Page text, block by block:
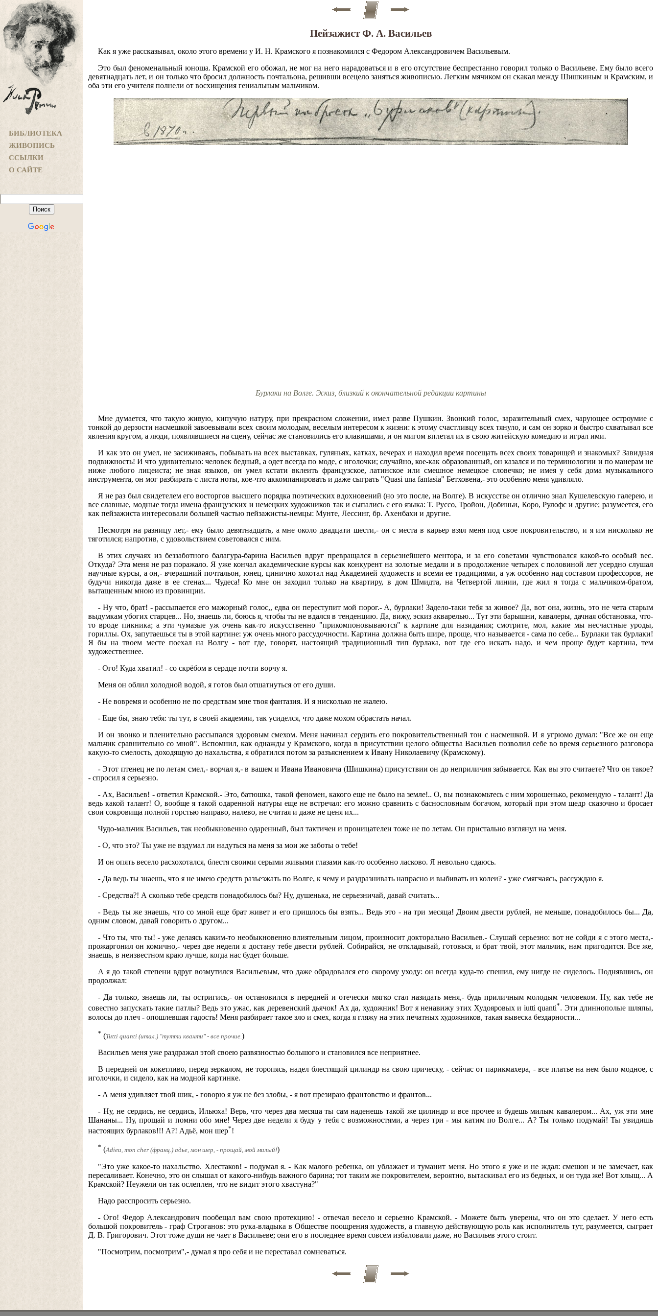
БИБЛИОТЕКА
ЖИВОПИСЬ
ССЫЛКИ
О САЙТЕ
Пейзажист Ф. А. Васильев
Как я уже рассказывал, около этого времени у И. Н. Крамского я познакомился с Федором Александровичем Васильевым.
Это был феноменальный юноша. Крамской его обожал, не мог на него нарадоваться и в его отсутствие беспрестанно говорил только о Васильеве. Ему было всего
девятнадцать лет, и он только что бросил должность почтальона, решивши всецело заняться живописью. Легким мячиком он скакал между Шишкиным и Крамским, и
оба эти его учителя полнели от восхищения гениальным мальчиком.
Бурлаки на Волге. Эскиз, близкий к окончательной редакции картины
Мне думается, что такую живую, кипучую натуру, при прекрасном сложении, имел разве Пушкин. Звонкий голос, заразительный смех, чарующее остроумие с
тонкой до дерзости насмешкой завоевывали всех своим молодым, веселым интересом к жизни: к этому счастливцу всех тянуло, и сам он зорко и быстро схватывал все
явления кругом, а люди, появлявшиеся на сцену, сейчас же становились его клавишами, и он мигом вплетал их в свою житейскую комедию и играл ими.
И как это он умел, не засиживаясь, побывать на всех выставках, гуляньях, катках, вечерах и находил время посещать всех своих товарищей и знакомых? Завидная
подвижность! И что удивительно: человек бедный, а одет всегда по моде, с иголочки; случайно, кое-как образованный, он казался и по терминологии и по манерам не
ниже любого лицеиста; не зная языков, он умел кстати вклеить французское, латинское или смешное немецкое словечко; не имея у себя дома музыкального
инструмента, он мог разбирать с листа ноты, кое-что аккомпанировать и даже сыграть "Quasi una fantasia" Бетховена,- это особенно меня удивляло.
Я не раз был свидетелем его восторгов высшего порядка поэтических вдохновений (но это после, на Волге). В искусстве он отлично знал Кушелевскую галерею, и
все славные, модные тогда имена французских и немецких художников так и сыпались с его языка: Т. Руссо, Тройон, Добиньи, Коро, Рулофс и другие; разумеется, его
как пейзажиста интересовали большей частью пейзажисты-немцы: Мунте, Лессинг, бр. Ахенбахи и другие.
Несмотря на разницу лет,- ему было девятнадцать, а мне около двадцати шести,- он с места в карьер взял меня под свое покровительство, и я им нисколько не
тяготился; напротив, с удовольствием советовался с ним.
В этих случаях из беззаботного балагура-барина Васильев вдруг превращался в серьезнейшего ментора, и за его советами чувствовался какой-то особый вес.
Откуда? Эта меня не раз поражало. Я уже кончал академические курсы как конкурент на золотые медали и в продолжение четырех с половиной лет усердно слушал
научные курсы, а он,- вчерашний почтальон, юнец, цинично хохотал над Академией художеств и всеми ее традициями, а уж особенно над составом профессоров, не
будучи никогда даже в ее стенах... Чудеса! Ко мне он заходил только на квартиру, в дом Шмидта, на Четвертой линии, где жил я тогда с мальчиком-братом,
вытащенным мною из провинции.
- Ну что, брат! - рассыпается его мажорный голос,, едва он переступит мой порог.- А, бурлаки! Задело-таки тебя за живое? Да, вот она, жизнь, это не чета старым
выдумкам убогих старцев... Но, знаешь ли, боюсь я, чтобы ты не вдался в тенденцию. Да, вижу, эскиз акварелью... Тут эти барышни, кавалеры, дачная обстановка, что-
то вроде пикника; а эти чумазые уж очень как-то искусственно "прикомпоновываются" к картине для назидания; смотрите, мол, какие мы несчастные уроды,
гориллы. Ох, запутаешься ты в этой картине: уж очень много рассудочности. Картина должна быть шире, проще, что называется - сама по себе... Бурлаки так бурлаки!
Я бы на твоем месте поехал на Волгу - вот где, говорят, настоящий традиционный тип бурлака, вот где его искать надо, и чем проще будет картина, тем
художественнее.
- Ого! Куда хватил! - со скрёбом в сердце почти ворчу я.
Меня он облил холодной водой, я готов был отшатнуться от его души.
- Не вовремя и особенно не по средствам мне твоя фантазия. И я нисколько не жалею.
- Еще бы, знаю тебя: ты тут, в своей академии, так усиделся, что даже мохом обрастать начал.
И он звонко и пленительно рассыпался здоровым смехом. Меня начинал сердить его покровительственный тон с насмешкой. И я угрюмо думал: "Все же он еще
мальчик сравнительно со мной". Вспомнил, как однажды у Крамского, когда в присутствии целого общества Васильев позволил себе во время серьезного разговора
какую-то смелость, доходящую до нахальства, я обратился потом за разъяснением к Ивану Николаевичу (Крамскому).
- Этот птенец не по летам смел,- ворчал я,- в вашем и Ивана Ивановича (Шишкина) присутствии он до неприличия забывается. Как вы это считаете? Что он такое?
- спросил я серьезно.
- Ах, Васильев! - ответил Крамской.- Это, батюшка, такой феномен, какого еще не было на земле!.. О, вы познакомьтесь с ним хорошенько, рекомендую - талант! Да
ведь какой талант! О, вообще я такой одаренной натуры еще не встречал: его можно сравнить с баснословным богачом, который при этом щедр сказочно и бросает
свои сокровища полной горстью направо, налево, не считая и даже не ценя их...
Чудо-мальчик Васильев, так необыкновенно одаренный, был тактичен и проницателен тоже не по летам. Он пристально взглянул на меня.
- О, что это? Ты уже не вздумал ли надуться на меня за мои же заботы о тебе!
И он опять весело расхохотался, блестя своими серыми живыми глазами как-то особенно ласково. Я невольно сдаюсь.
- Да ведь ты знаешь, что я не имею средств разъезжать по Волге, к чему и раздразнивать напрасно и выбивать из колеи? - уже смягчаясь, рассуждаю я.
- Средства?! А сколько тебе средств понадобилось бы? Ну, душенька, не серьезничай, давай считать...
- Ведь ты же знаешь, что со мной еще брат живет и его пришлось бы взять... Ведь это - на три месяца! Двоим двести рублей, не меньше, понадобилось бы... Да,
одним словом, давай говорить о другом...
- Что ты, что ты! - уже делаясь каким-то необыкновенно влиятельным лицом, произносит докторально Васильев.- Слушай серьезно: вот не сойди я с этого места,-
прожаргонил он комично,- через две недели я достану тебе двести рублей. Собирайся, не откладывай, готовься, и брат твой, этот мальчик, нам пригодится. Все же,
знаешь, в неизвестном краю лучше, когда нас будет больше.
А я до такой степени вдруг возмутился Васильевым, что даже обрадовался его скорому уходу: он всегда куда-то спешил, ему нигде не сиделось. Поднявшись, он
продолжал:
- Да только, знаешь ли, ты остригись,- он остановился в передней и отечески мягко стал назидать меня,- будь приличным молодым человеком. Ну, как тебе не
совестно запускать такие патлы? Ведь это ужас, как деревенский дьячок! Ах да, художник! Вот я ненавижу этих Худояровых и iutti quanti*. Эти длиннополые шляпы,
волосы до плеч - опошлевшая гадость! Меня разбирает такое зло и смех, когда я гляжу на этих печатных художников, такая вывеска бездарности...
* (Tutti quanti (итал.) "тутти кванти" - все прочие.)
Васильев меня уже раздражал этой своею развязностью большого и становился все неприятнее.
В передней он кокетливо, перед зеркалом, не торопясь, надел блестящий цилиндр на свою прическу, - сейчас от парикмахера, - все платье на нем было модное, с
иголочки, и сидело, как на модной картинке.
- А меня удивляет твой шик, - говорю я уж не без злобы, - я вот презираю франтовство и франтов...
- Ну, не сердись, не сердись, Ильюха! Верь, что через два месяца ты сам наденешь такой же цилиндр и все прочее и будешь милым кавалером... Ах, уж эти мне
Шананы... Ну, прощай и помни обо мне! Через две недели я буду у тебя с возможностями, а через три - мы катим по Волге... А? Ты только подумай! Ты увидишь
настоящих бурлаков!!! А?! Адьё, мон шер*!
* (Adieu, mon cher (франц.) адье, мон шер, - прощай, мой милый!)
"Это уже какое-то нахальство. Хлестаков! - подумал я. - Как малого ребенка, он ублажает и туманит меня. Но этого я уже и не ждал: смешон и не замечает, как
пересаливает. Конечно, это он слышал от какого-нибудь важного барина; тот таким же покровителем, вероятно, вытаскивал его из бедных, и он туда же! Вот хлыщ... А
Крамской? Неужели он так ослеплен, что не видит этого хвастуна?"
Надо расспросить серьезно.
- Ого! Федор Александрович пообещал вам свою протекцию! - отвечал весело и серьезно Крамской. - Можете быть уверены, что он это сделает. У него есть
большой покровитель - граф Строганов: это рука-владыка в Обществе поощрения художеств, а главную действующую роль как исполнитель тут, разумеется, сыграет
Д. В. Григорович. Этот тоже души не чает в Васильеве; они его в последнее время совсем избаловали даже, но Васильев этого стоит.
"Посмотрим, посмотрим",- думал я про себя и не переставал сомневаться.